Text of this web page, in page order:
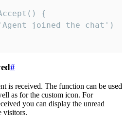
{
#
is received. The function can be used
as for the custom icon. For
you can display the unread
visitors.